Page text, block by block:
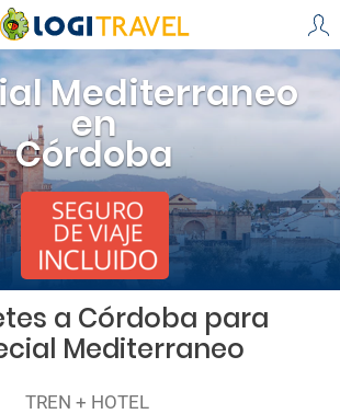
Mediterraneo
en
Córdoba
a Córdoba para
Mediterraneo
TREN + HOTEL